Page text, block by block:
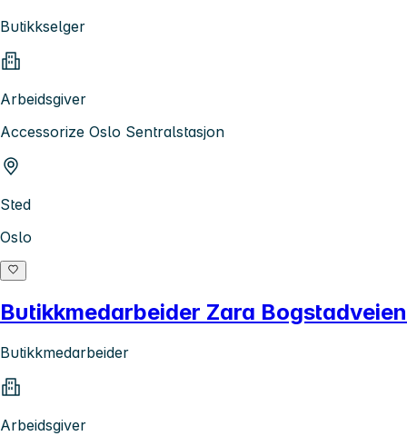
Butikkselger
Arbeidsgiver
Accessorize Oslo Sentralstasjon
Sted
Oslo
Butikkmedarbeider Zara Bogstadveien
Butikkmedarbeider
Arbeidsgiver